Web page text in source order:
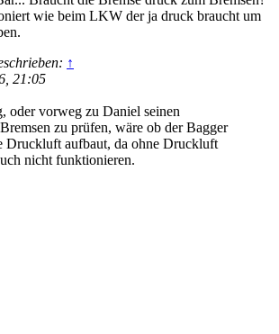
wie beim LKW der ja druck braucht um
↑
21:05
oder vorweg zu Daniel seinen
zu prüfen, wäre ob der Bagger
Druckluft aufbaut, da ohne Druckluft
nicht funktionieren.